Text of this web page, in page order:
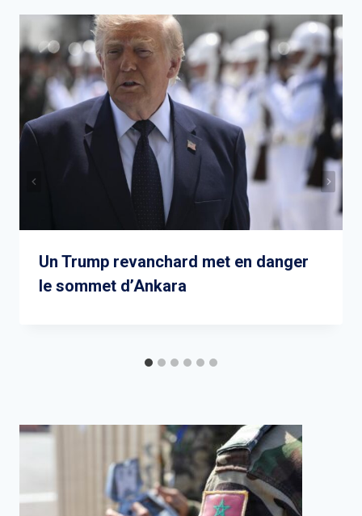
Un Trump revanchard met en danger
le sommet d’Ankara